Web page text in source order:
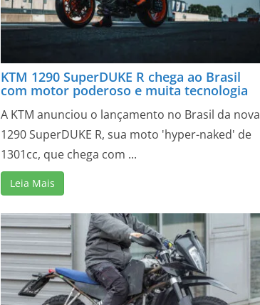
KTM 1290 SuperDUKE R chega ao Brasil
com motor poderoso e muita tecnologia
A KTM anunciou o lançamento no Brasil da nova
1290 SuperDUKE R, sua moto 'hyper-naked' de
1301cc, que chega com ...
Leia Mais